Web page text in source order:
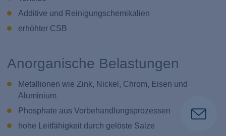
Additive und Reinigungschemikalien
erhöhter CSB
Anorganische Belastungen
Metallionen wie Zink, Nickel, Chrom, Eisen und
Aluminium
Phosphate aus Vorbehandlungsprozessen
hohe Leitfähigkeit durch gelöste Salze